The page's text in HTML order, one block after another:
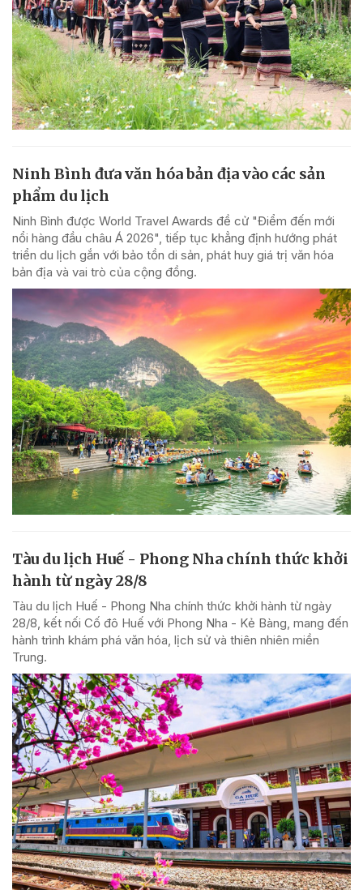
Ninh Bình đưa văn hóa bản địa vào các sản
phẩm du lịch
Ninh Bình được World Travel Awards đề cử "Điểm đến mới
nổi hàng đầu châu Á 2026", tiếp tục khẳng định hướng phát
triển du lịch gắn với bảo tồn di sản, phát huy giá trị văn hóa
bản địa và vai trò của cộng đồng.
Tàu du lịch Huế - Phong Nha chính thức khởi
hành từ ngày 28/8
Tàu du lịch Huế - Phong Nha chính thức khởi hành từ ngày
28/8, kết nối Cố đô Huế với Phong Nha - Kẻ Bàng, mang đến
hành trình khám phá văn hóa, lịch sử và thiên nhiên miền
Trung.